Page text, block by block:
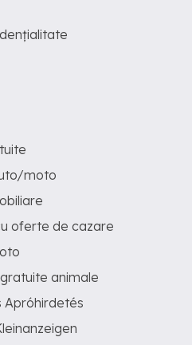
moto
oferte de cazare
animale
Apróhirdetés